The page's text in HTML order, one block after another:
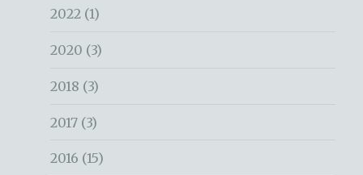
2022 (1)
2020 (3)
2018 (3)
2017 (3)
2016 (15)